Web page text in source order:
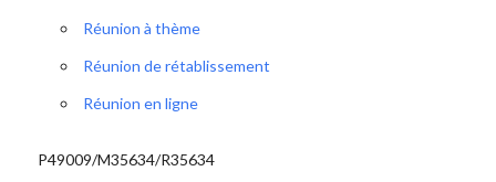
Réunion à thème
Réunion de rétablissement
Réunion en ligne
P49009/M35634/R35634